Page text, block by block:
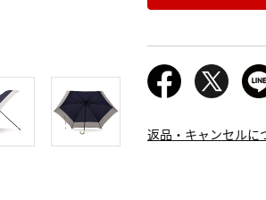
返品・キャンセルに